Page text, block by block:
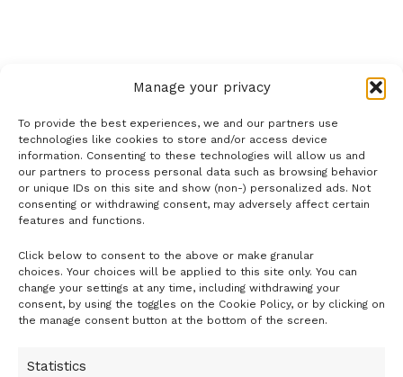
Manage your privacy
To provide the best experiences, we and our partners use
technologies like cookies to store and/or access device
information. Consenting to these technologies will allow us and
our partners to process personal data such as browsing behavior
or unique IDs on this site and show (non-) personalized ads. Not
consenting or withdrawing consent, may adversely affect certain
features and functions.
Click below to consent to the above or make granular
choices. Your choices will be applied to this site only. You can
change your settings at any time, including withdrawing your
consent, by using the toggles on the Cookie Policy, or by clicking on
the manage consent button at the bottom of the screen.
Statistics
- H I R D E T É S -